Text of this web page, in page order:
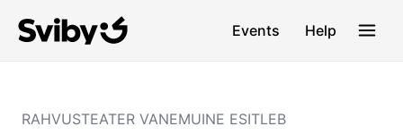
Events Help
RAHVUSTEATER VANEMUINE ESITLEB